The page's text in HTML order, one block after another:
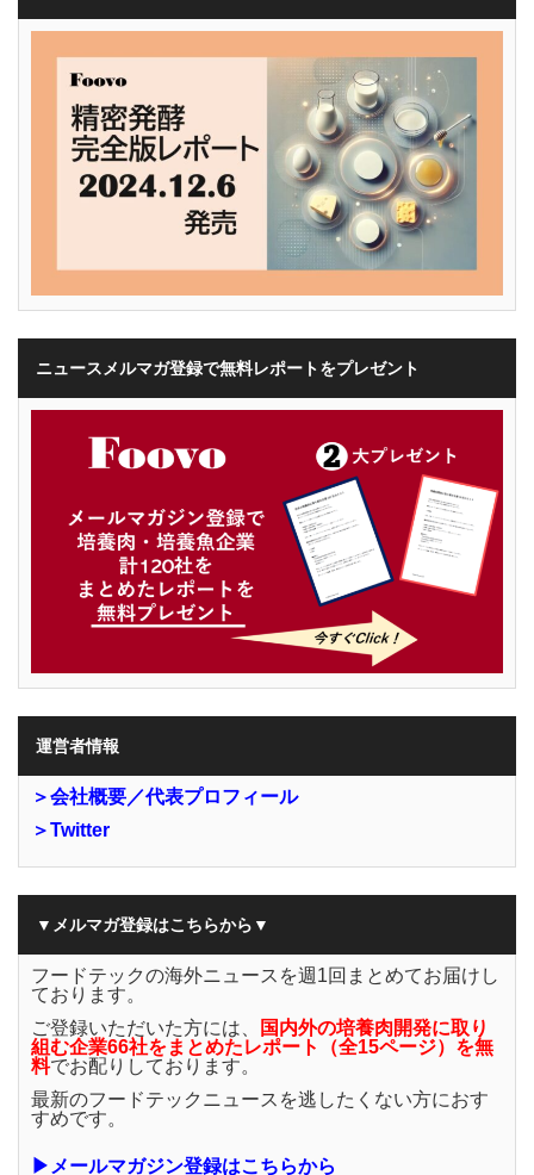
ニュースメルマガ登録で無料レポートをプレゼント
運営者情報
＞会社概要／代表プロフィール
＞Twitter
▼メルマガ登録はこちらから▼
フードテックの海外ニュースを週1回まとめてお届けし
ております。
ご登録いただいた方には、
国内外の培養肉開発に取り
組む企業66社をまとめたレポート（全15ページ）を無
料でお配りしております。
最新のフードテックニュースを逃したくない方におす
すめです。
▶メールマガジン登録はこちらから